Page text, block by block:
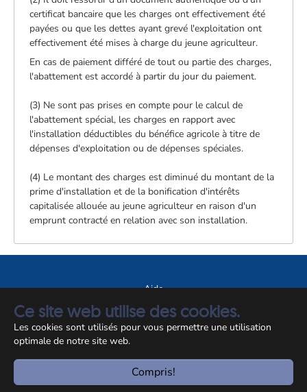
Ce site web utilise des cookies.
Les cookies sont utilisés pour vous permettre une utilisation
optimale de notre site web.
Compris!
certificat bancaire que les charges ont effectivement été
payées ou que les dettes ayant grevé l'exploitation ont
effectivement été mises à charge du jeune agriculteur.
En cas de paiement différé de tout ou partie des charges,
l'abattement est accordé à partir du jour du paiement.
(3) Ne sont pas prises en compte pour le calcul de
l'abattement spécial, les charges en rapport avec
l'installation déductibles du bénéfice agricole à titre de
dépenses d'exploitation ou de dépenses spéciales.
(4) Le montant des charges est diminué du montant de la
prime d'installation et de la bonification d'intérêts
capitalisée allouée au jeune agriculteur en raison d'un
emprunt contracté en relation avec son installation.
Aide
A propos du site
Notice légale
© CCSS 2026